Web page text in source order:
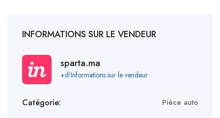
INFORMATIONS SUR LE VENDEUR
sparta.ma
+d'Informations sur le vendeur
Catégorie: Pièce auto